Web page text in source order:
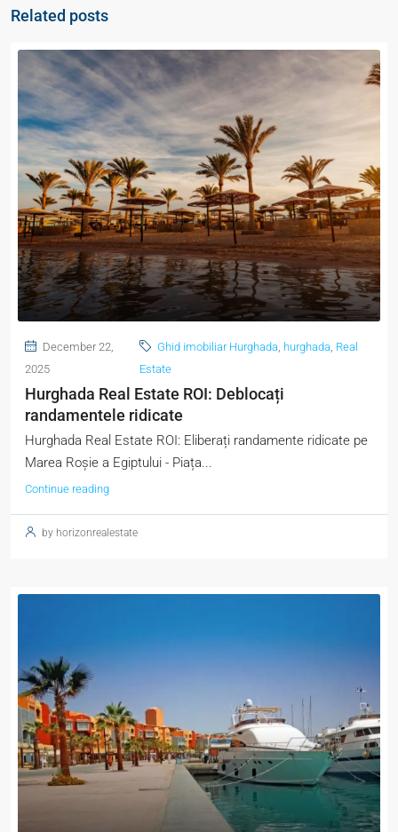
Related posts
December 22,
2025
Ghid imobiliar Hurghada, hurghada, Real
Estate
Hurghada Real Estate ROI: Deblocați
randamentele ridicate
Hurghada Real Estate ROI: Eliberați randamente ridicate pe
Marea Roșie a Egiptului - Piața...
Continue reading
by horizonrealestate